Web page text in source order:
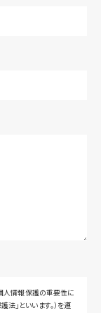
個人情報保護の重要性に
」といいます。）を遵